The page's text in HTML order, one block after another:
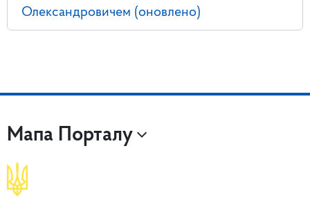
Олександровичем (оновлено)
Мапа Порталу